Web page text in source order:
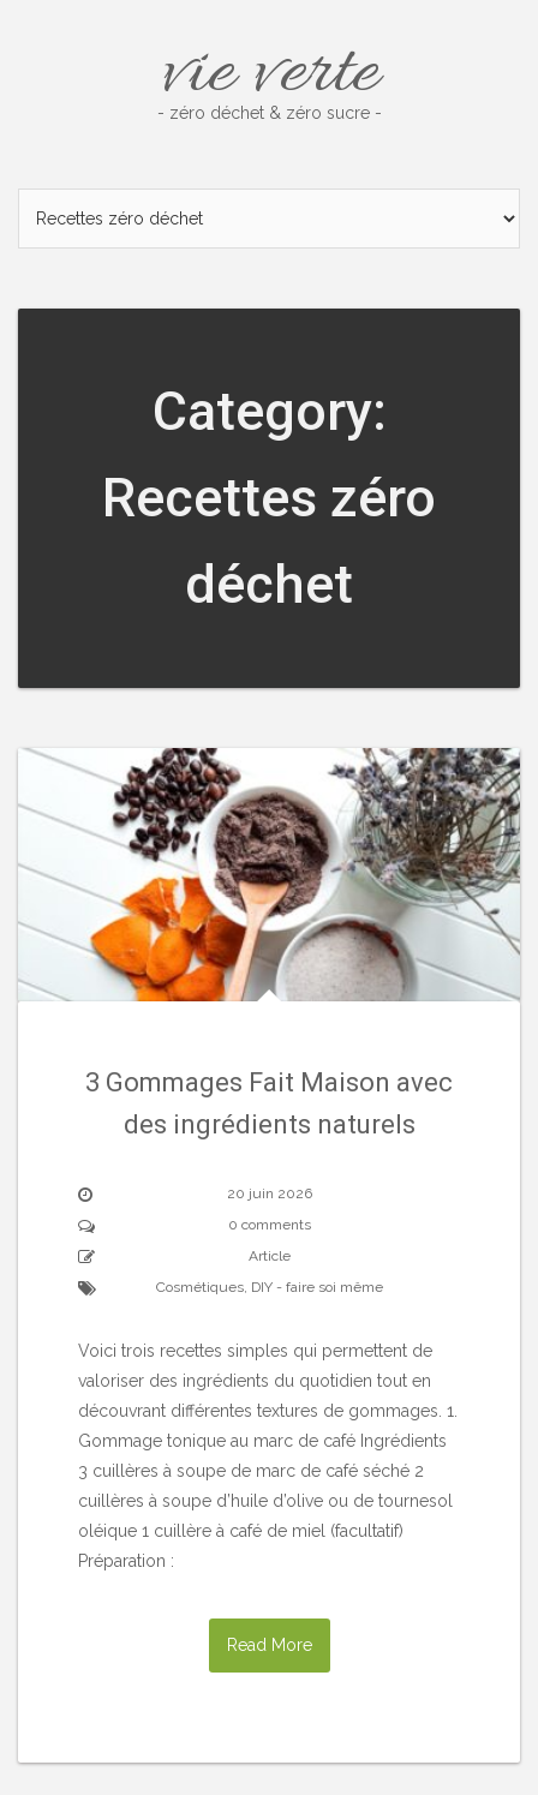
vie verte
- zéro déchet & zéro sucre -
Category:
Recettes zéro
déchet
3 Gommages Fait Maison avec
des ingrédients naturels
20 juin 2026
0 comments
Article
Cosmétiques, DIY - faire soi même
Voici trois recettes simples qui permettent de
valoriser des ingrédients du quotidien tout en
découvrant différentes textures de gommages. 1.
Gommage tonique au marc de café Ingrédients
3 cuillères à soupe de marc de café séché 2
cuillères à soupe d’huile d’olive ou de tournesol
oléique 1 cuillère à café de miel (facultatif)
Préparation :
Read More